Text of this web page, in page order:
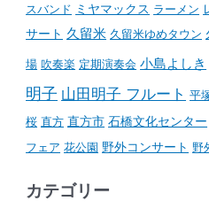
スバンド ミヤマックス ラーメン
サート 久留米 久留米ゆめタウン
場 吹奏楽 定期演奏会 小島よしき
明子 山田明子 フルート 平
桜 直方 直方市 石橋文化センター
フェア 花公園 野外コンサート 野
カテゴリー